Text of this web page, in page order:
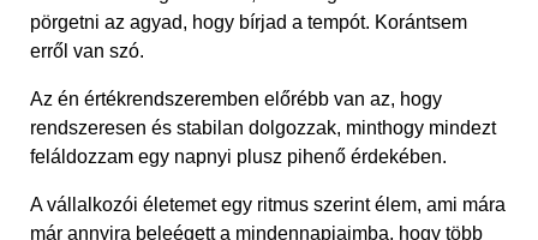
pörgetni az agyad, hogy bírjad a tempót. Korántsem
erről van szó.
Az én értékrendszeremben előrébb van az, hogy
rendszeresen és stabilan dolgozzak, minthogy mindezt
feláldozzam egy napnyi plusz pihenő érdekében.
A vállalkozói életemet egy ritmus szerint élem, ami mára
már annyira beleégett a mindennapjaimba, hogy több